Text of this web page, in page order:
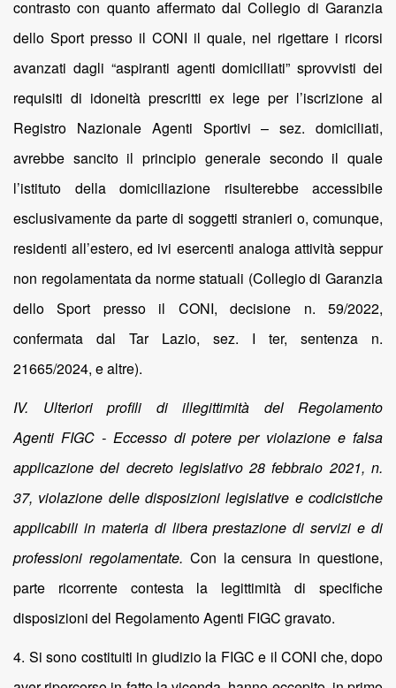
contrasto con quanto affermato dal Collegio di Garanzia
dello Sport presso il CONI il quale, nel rigettare i ricorsi
avanzati dagli “aspiranti agenti domiciliati” sprovvisti dei
requisiti di idoneità prescritti ex lege per l’iscrizione al
Registro Nazionale Agenti Sportivi – sez. domiciliati,
avrebbe sancito il principio generale secondo il quale
l’istituto della domiciliazione risulterebbe accessibile
esclusivamente da parte di soggetti stranieri o, comunque,
residenti all’estero, ed ivi esercenti analoga attività seppur
non regolamentata da norme statuali (Collegio di Garanzia
dello Sport presso il CONI, decisione n. 59/2022,
confermata dal Tar Lazio, sez. I ter, sentenza n.
21665/2024, e altre).
IV. Ulteriori profili di illegittimità del Regolamento
Agenti FIGC - Eccesso di potere per violazione e falsa
applicazione del decreto legislativo 28 febbraio 2021, n.
37, violazione delle disposizioni legislative e codicistiche
applicabili in materia di libera prestazione di servizi e di
professioni regolamentate. Con la censura in questione,
parte ricorrente contesta la legittimità di specifiche
disposizioni del Regolamento Agenti FIGC gravato.
4. Si sono costituiti in giudizio la FIGC e il CONI che, dopo